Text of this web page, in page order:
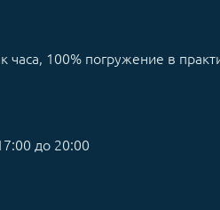
100% погружение в
до 20:00